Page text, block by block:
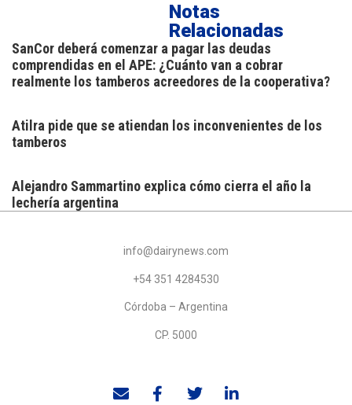
Notas
Relacionadas
SanCor deberá comenzar a pagar las deudas
comprendidas en el APE: ¿Cuánto van a cobrar
realmente los tamberos acreedores de la cooperativa?
Atilra pide que se atiendan los inconvenientes de los
tamberos
Alejandro Sammartino explica cómo cierra el año la
lechería argentina
info@dairynews.com
+54 351 4284530
Córdoba – Argentina
CP. 5000